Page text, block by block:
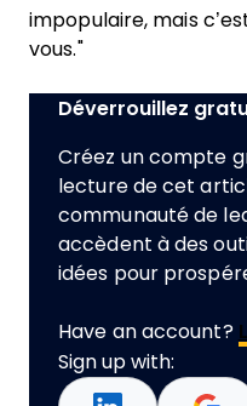
impopulaire, mais
vous."
Déverrouillez
Créez un compte
lecture de cet
communauté de
accèdent à des
idées pour
Have an account?
Sign up with: